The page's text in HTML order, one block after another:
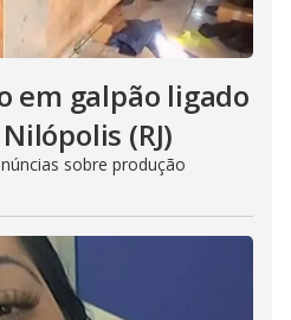
em galpão ligado
(RJ)
sobre produção